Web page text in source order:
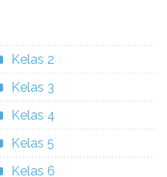
Kelas 2
Kelas 3
Kelas 4
Kelas 5
Kelas 6